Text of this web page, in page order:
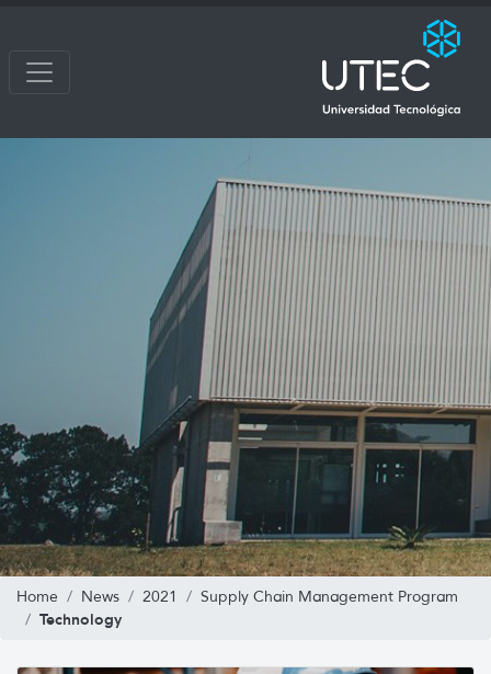
Home News 2021 Supply Chain Management Program
Technology